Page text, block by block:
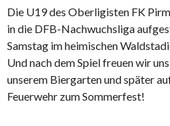
Die U19 des Oberligisten FK
in die DFB-Nachwuchsliga
Samstag im heimischen
Und nach dem Spiel freuen wir
unserem Biergarten und später
Feuerwehr zum Sommerfest!